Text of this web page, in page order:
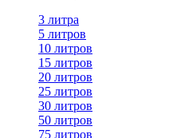
3 литра
5 литров
10 литров
15 литров
20 литров
25 литров
30 литров
50 литров
75 литров